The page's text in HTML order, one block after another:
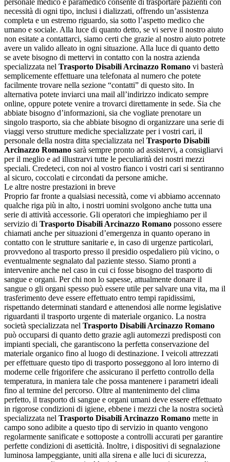
personale medico e paramedico consente di trasportare pazienti con
necessità di ogni tipo, inclusi i dializzati, offrendo un’assistenza
completa e un estremo riguardo, sia sotto l’aspetto medico che
umano e sociale. Alla luce di quanto detto, se vi serve il nostro aiuto
non esitate a contattarci, siamo certi che grazie al nostro aiuto potrete
avere un valido alleato in ogni situazione. Alla luce di quanto detto
se avete bisogno di mettervi in contatto con la nostra azienda
specializzata nel Trasporto Disabili Arcinazzo Romano vi basterà
semplicemente effettuare una telefonata al numero che potete
facilmente trovare nella sezione “contatti” di questo sito. In
alternativa potete inviarci una mail all’indirizzo indicato sempre
online, oppure potete venire a trovarci direttamente in sede. Sia che
abbiate bisogno d’informazioni, sia che vogliate prenotare un
singolo trasporto, sia che abbiate bisogno di organizzare una serie di
viaggi verso strutture mediche specializzate per i vostri cari, il
personale della nostra ditta specializzata nel Trasporto Disabili
Arcinazzo Romano sarà sempre pronto ad assistervi, a consigliarvi
per il meglio e ad illustrarvi tutte le peculiarità dei nostri mezzi
speciali. Credeteci, con noi al vostro fianco i vostri cari si sentiranno
al sicuro, coccolati e circondati da persone amiche.
Le altre nostre prestazioni in breve
Proprio far fronte a qualsiasi necessità, come vi abbiamo accennato
qualche riga più in alto, i nostri uomini svolgono anche tutta una
serie di attività accessorie. Gli operatori che impieghiamo per il
servizio di Trasporto Disabili Arcinazzo Romano possono essere
chiamati anche per situazioni d’emergenza in quanto operano in
contatto con le strutture sanitarie e, in caso di urgenze particolari,
provvedono al trasporto presso il presidio ospedaliero più vicino, o
eventualmente segnalato dal paziente stesso. Siamo pronti a
intervenire anche nel caso in cui ci fosse bisogno del trasporto di
sangue e organi. Per chi non lo sapesse, attualmente donare il
sangue o gli organi spesso può essere utile per salvare una vita, ma il
trasferimento deve essere effettuato entro tempi rapidissimi,
rispettando determinati standard e attenendosi alle norme legislative
riguardanti il trasporto urgente di materiale organico. La nostra
società specializzata nel Trasporto Disabili Arcinazzo Romano
può occuparsi di quanto detto grazie agli automezzi predisposti con
impianti speciali, che garantiscono la perfetta conservazione del
materiale organico fino al luogo di destinazione. I veicoli attrezzati
per effettuare questo tipo di trasporto posseggono al loro interno di
moderne celle frigorifere che assicurano il perfetto controllo della
temperatura, in maniera tale che possa mantenere i parametri ideali
fino al termine del percorso. Oltre al mantenimento del clima
perfetto, il trasporto di sangue e organi umani deve essere effettuato
in rigorose condizioni di igiene, ebbene i mezzi che la nostra società
specializzata nel Trasporto Disabili Arcinazzo Romano mette in
campo sono adibite a questo tipo di servizio in quanto vengono
regolarmente sanificate e sottoposte a controlli accurati per garantire
perfette condizioni di asetticità. Inoltre, i dispositivi di segnalazione
luminosa lampeggiante, uniti alla sirena e alle luci di sicurezza,